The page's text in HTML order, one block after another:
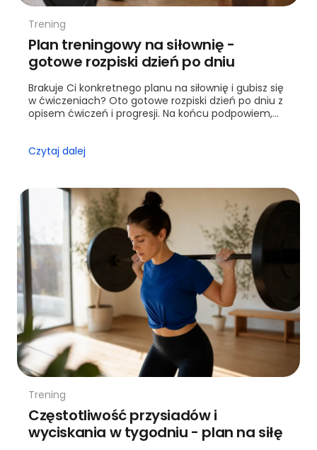
Trening
Plan treningowy na siłownię -
gotowe rozpiski dzień po dniu
Brakuje Ci konkretnego planu na siłownię i gubisz się
w ćwiczeniach? Oto gotowe rozpiski dzień po dniu z
opisem ćwiczeń i progresji. Na końcu podpowiem,
Czytaj dalej
Trening
Częstotliwość przysiadów i
wyciskania w tygodniu - plan na siłę